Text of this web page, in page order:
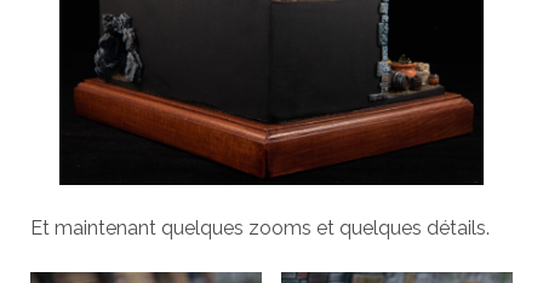
Et maintenant quelques zooms et quelques détails.